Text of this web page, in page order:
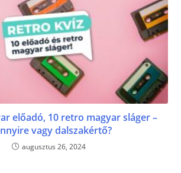
előadó, 10 retro magyar sláger –
vagy dalszakértő?
augusztus 26, 2024